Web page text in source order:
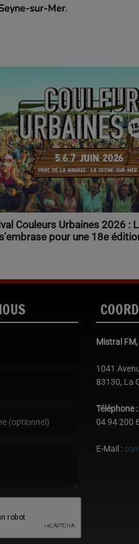
.
Couleurs Urbaines 2026 :
pour une 18e
Mistral
1041
83130, La
Téléphone :
04 94 200
E-Mail :